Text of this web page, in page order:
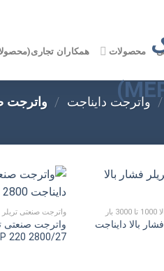
محصولات همکاران
/ واترجت دایناجت / واترجت صنعتی
بالا دایناجت
واترجت صنعتی تریلر فشار بالا
واترجت صنعتی
220 2800/27